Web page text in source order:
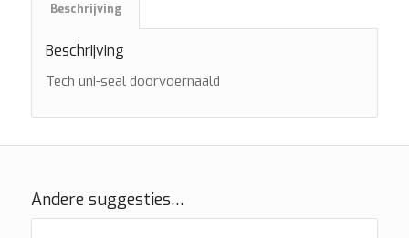
Beschrijving
Beschrijving
Tech uni-seal doorvoernaald
Andere suggesties…